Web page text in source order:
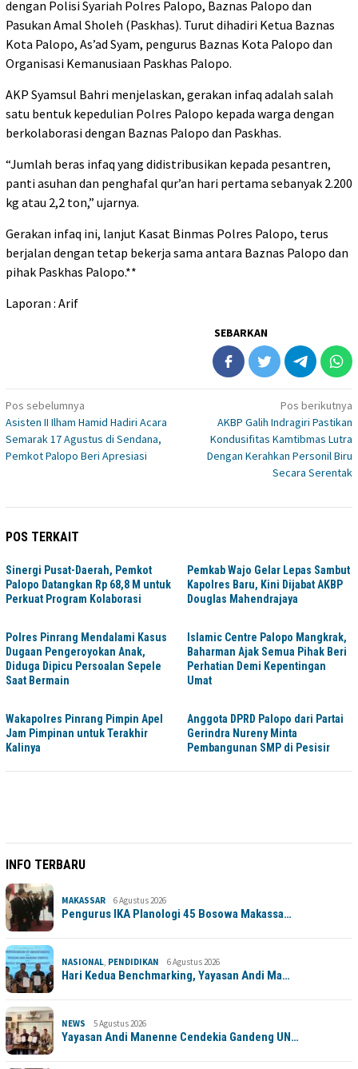
dengan Polisi Syariah Polres Palopo, Baznas Palopo dan
Pasukan Amal Sholeh (Paskhas). Turut dihadiri Ketua Baznas
Kota Palopo, As’ad Syam, pengurus Baznas Kota Palopo dan
Organisasi Kemanusiaan Paskhas Palopo.
AKP Syamsul Bahri menjelaskan, gerakan infaq adalah salah
satu bentuk kepedulian Polres Palopo kepada warga dengan
berkolaborasi dengan Baznas Palopo dan Paskhas.
“Jumlah beras infaq yang didistribusikan kepada pesantren,
panti asuhan dan penghafal qur’an hari pertama sebanyak 2.200
kg atau 2,2 ton,” ujarnya.
Gerakan infaq ini, lanjut Kasat Binmas Polres Palopo, terus
berjalan dengan tetap bekerja sama antara Baznas Palopo dan
pihak Paskhas Palopo.**
Laporan : Arif
SEBARKAN
Navigasi
pos
Pos sebelumnya
Asisten II Ilham Hamid Hadiri Acara
Semarak 17 Agustus di Sendana,
Pemkot Palopo Beri Apresiasi
Pos berikutnya
AKBP Galih Indragiri Pastikan
Kondusifitas Kamtibmas Lutra
Dengan Kerahkan Personil Biru
Secara Serentak
POS TERKAIT
Sinergi Pusat-Daerah, Pemkot
Palopo Datangkan Rp 68,8 M untuk
Perkuat Program Kolaborasi
Pemkab Wajo Gelar Lepas Sambut
Kapolres Baru, Kini Dijabat AKBP
Douglas Mahendrajaya
Polres Pinrang Mendalami Kasus
Dugaan Pengeroyokan Anak,
Diduga Dipicu Persoalan Sepele
Saat Bermain
Islamic Centre Palopo Mangkrak,
Baharman Ajak Semua Pihak Beri
Perhatian Demi Kepentingan
Umat
Wakapolres Pinrang Pimpin Apel
Jam Pimpinan untuk Terakhir
Kalinya
Anggota DPRD Palopo dari Partai
Gerindra Nureny Minta
Pembangunan SMP di Pesisir
INFO TERBARU
MAKASSAR 6 Agustus 2026
Pengurus IKA Planologi 45 Bosowa Makassa…
NASIONAL PENDIDIKAN 6 Agustus 2026
Hari Kedua Benchmarking, Yayasan Andi Ma…
NEWS 5 Agustus 2026
Yayasan Andi Manenne Cendekia Gandeng UN…